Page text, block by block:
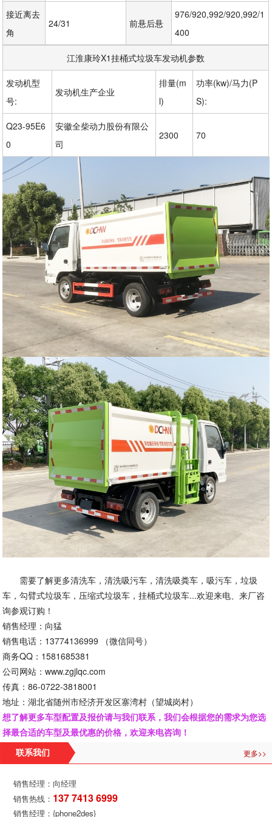
接近离去
角
24/31 前悬后悬
976/920,992/920,992/1
400
江淮康玲X1挂桶式垃圾车发动机参数
发动机型
号:
发动机生产企业
排量(m
l)
功率(kw)/马力(P
S):
Q23-95E6
0
安徽全柴动力股份有限公
司
2300 70
需要了解更多清洗车，清洗吸污车，清洗吸粪车，吸污车，垃圾
车，勾臂式垃圾车，压缩式垃圾车，挂桶式垃圾车...欢迎来电、来厂咨
询参观订购！
销售经理：向猛
销售电话：13774136999 （微信同号）
商务QQ：1581685381
公司网站：www.zgjlqc.com
传真：86-0722-3818001
地址：湖北省随州市经济开发区寨湾村（望城岗村）
想了解更多车型配置及报价请与我们联系，我们会根据您的需求为您选
择最合适的车型及最优惠的价格，欢迎来电咨询！
联系我们 更多>>
销售经理：向经理
销售热线： 137 7413 6999
销售经理：{phone2des}